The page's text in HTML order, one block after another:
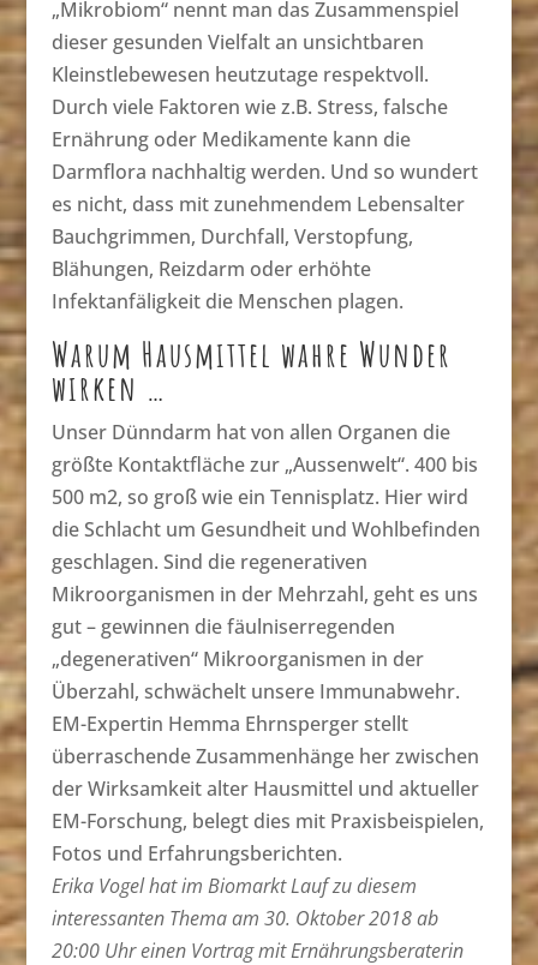
„Mikrobiom“ nennt man das Zusammenspiel
dieser gesunden Vielfalt an unsichtbaren
Kleinstlebewesen heutzutage respektvoll.
Durch viele Faktoren wie z.B. Stress, falsche
Ernährung oder Medikamente kann die
Darmflora nachhaltig werden. Und so wundert
es nicht, dass mit zunehmendem Lebensalter
Bauchgrimmen, Durchfall, Verstopfung,
Blähungen, Reizdarm oder erhöhte
Infektanfäligkeit die Menschen plagen.
Warum Hausmittel wahre Wunder
wirken …
Unser Dünndarm hat von allen Organen die
größte Kontaktfläche zur „Aussenwelt“. 400 bis
500 m2, so groß wie ein Tennisplatz. Hier wird
die Schlacht um Gesundheit und Wohlbefinden
geschlagen. Sind die regenerativen
Mikroorganismen in der Mehrzahl, geht es uns
gut – gewinnen die fäulniserregenden
„degenerativen“ Mikroorganismen in der
Überzahl, schwächelt unsere Immunabwehr.
EM-Expertin Hemma Ehrnsperger stellt
überraschende Zusammenhänge her zwischen
der Wirksamkeit alter Hausmittel und aktueller
EM-Forschung, belegt dies mit Praxisbeispielen,
Fotos und Erfahrungsberichten.
Erika Vogel hat im Biomarkt Lauf zu diesem
interessanten Thema am 30. Oktober 2018 ab
20:00 Uhr einen Vortrag mit Ernährungsberaterin